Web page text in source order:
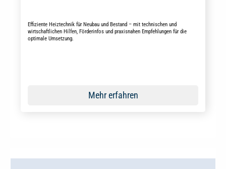
Effiziente Heiztechnik für Neubau und Bestand – mit technischen und
wirtschaftlichen Hilfen, Förderinfos und praxisnahen Empfehlungen für die
optimale Umsetzung.
Mehr erfahren